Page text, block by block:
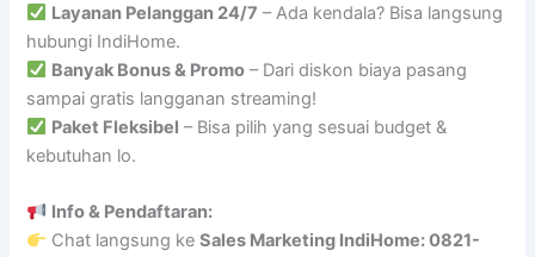
Layanan Pelanggan 24/7 – Ada kendala? Bisa langsung
hubungi IndiHome.
Banyak Bonus & Promo – Dari diskon biaya pasang
sampai gratis langganan streaming!
Paket Fleksibel – Bisa pilih yang sesuai budget &
kebutuhan lo.
Info & Pendaftaran:
Chat langsung keSales Marketing IndiHome: 0821-